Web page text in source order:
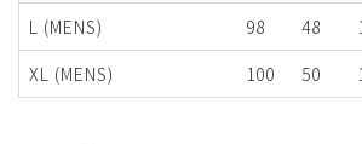
L (MENS)
98 48
XL (MENS)
100 50